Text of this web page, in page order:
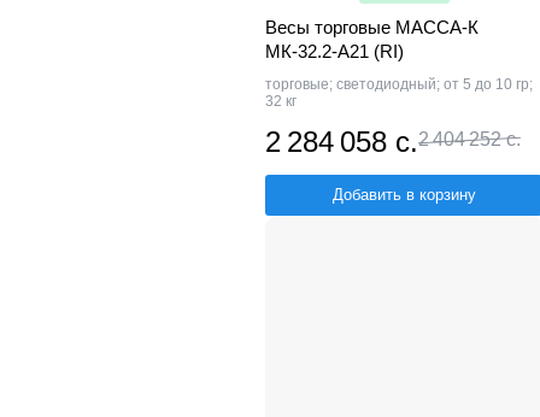
Весы торговые МАССА-К
МК-32.2-А21 (RI)
торговые; светодиодный; от 5 до 10 гр;
32 кг
2 284 058 с.2 404 252 с.
Добавить в корзину